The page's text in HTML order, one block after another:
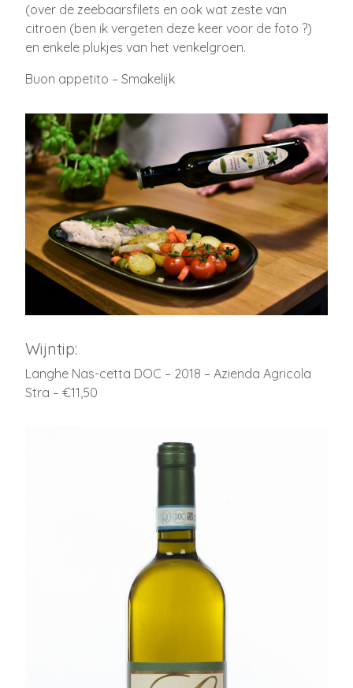
(over de zeebaarsfilets en ook wat zeste van
citroen (ben ik vergeten deze keer voor de foto ?)
en enkele plukjes van het venkelgroen.
Buon appetito – Smakelijk
Wijntip:
Langhe Nas-cetta DOC – 2018 – Azienda Agricola
Stra – €11,50